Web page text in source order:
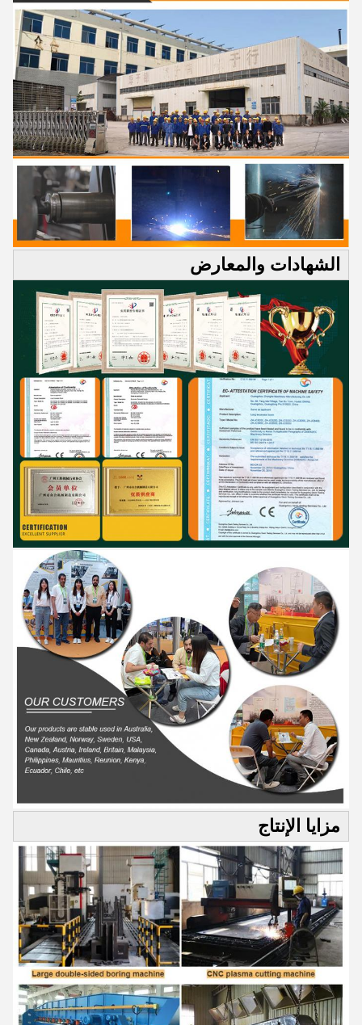
الشهادات والمعارض
مزايا الإنتاج